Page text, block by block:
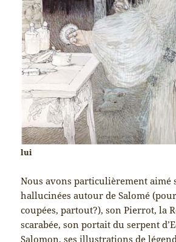
lui
Nous avons particulièrement aimé
hallucinées autour de Salomé
coupées, partout?), son Pierrot, la
scarabée, son portait du serpent
Salomon, ses illustrations de